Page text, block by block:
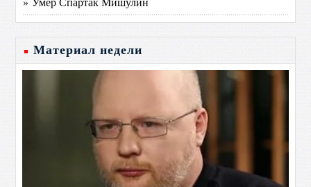
Материал недели